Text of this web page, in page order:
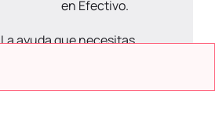
en Efectivo.
La ayuda que necesitas
Todos tus pagos son